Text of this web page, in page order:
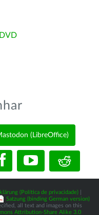
(LibreOffice)
(Política de privacidade)
Satzung (binding German version)
all text and images on this
Attribution-Share Alike 3.0